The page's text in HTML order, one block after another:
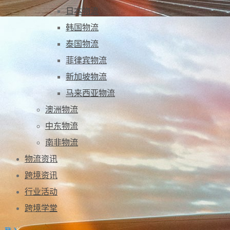
日本物流
韩国物流
泰国物流
菲律宾物流
新加坡物流
马来西亚物流
澳洲物流
中东物流
南非物流
物流资讯
跨境资讯
行业活动
跨境学堂